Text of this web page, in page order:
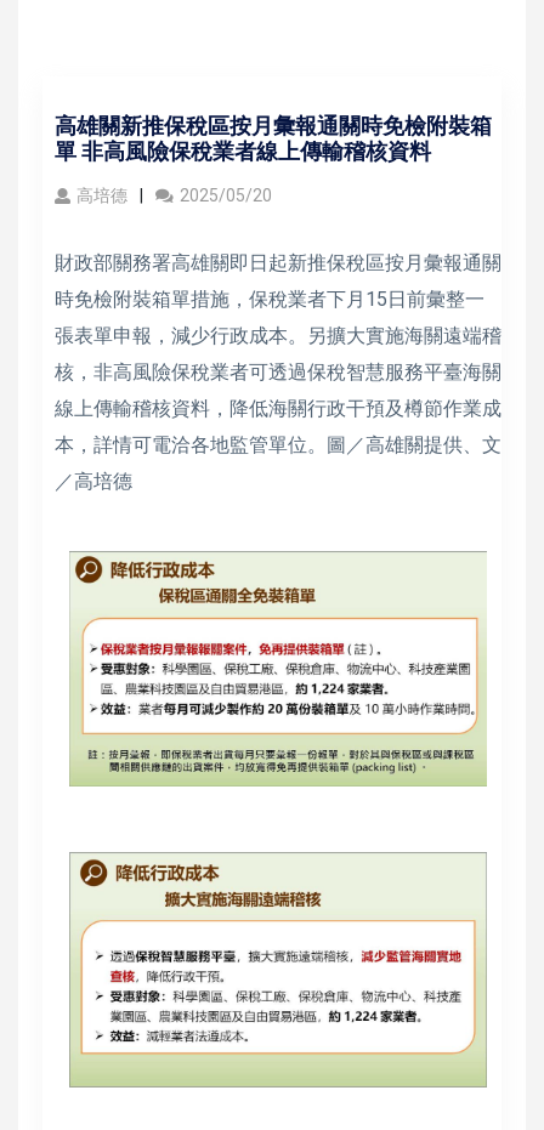
高雄關新推保稅區按月彙報通關時免檢附裝箱
單 非高風險保稅業者線上傳輸稽核資料
高培德 2025/05/20
財政部關務署高雄關即日起新推保稅區按月彙報通關
時免檢附裝箱單措施，保稅業者下月15日前彙整一
張表單申報，減少行政成本。另擴大實施海關遠端稽
核，非高風險保稅業者可透過保稅智慧服務平臺海關
線上傳輸稽核資料，降低海關行政干預及樽節作業成
本，詳情可電洽各地監管單位。圖／高雄關提供、文
／高培德